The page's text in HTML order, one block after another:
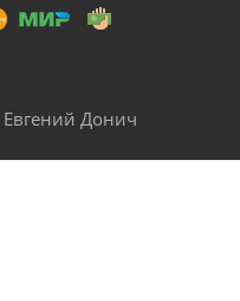
Евгений Донич